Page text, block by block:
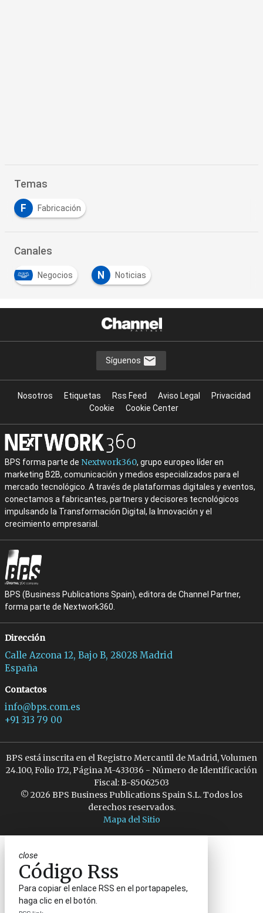
Temas
F Fabricación
Canales
Negocios N Noticias
Síguenos
Nosotros Etiquetas Rss Feed Aviso Legal
Privacidad
Cookie
Cookie Center
BPS forma parte de Nextwork360, grupo europeo líder en
marketing B2B, comunicación y medios especializados para el
mercado tecnológico. A través de plataformas digitales y eventos,
conectamos a fabricantes, partners y decisores tecnológicos
impulsando la Transformación Digital, la Innovación y el
crecimiento empresarial.
BPS (Business Publications Spain), editora de Channel Partner,
forma parte de Nextwork360.
Dirección
Calle Azcona 12, Bajo B, 28028 Madrid
España
Contactos
info@bps.com.es
+91 313 79 00
BPS está inscrita en el Registro Mercantil de Madrid, Volumen
24.100, Folio 172, Página M-433036 - Número de Identificación
Fiscal: B-85062503
© 2026 BPS Business Publications Spain S.L. Todos los
derechos reservados.
Mapa del Sitio
close
Código Rss
Para copiar el enlace RSS en el portapapeles,
haga clic en el botón.